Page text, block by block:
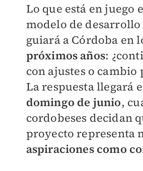
Lo que está en juego
modelo de desarrollo
guiará a Córdoba en
próximos años:
con ajustes o cambio
La respuesta llegará
domingo de junio,
cordobeses decidan
proyecto representa
aspiraciones como